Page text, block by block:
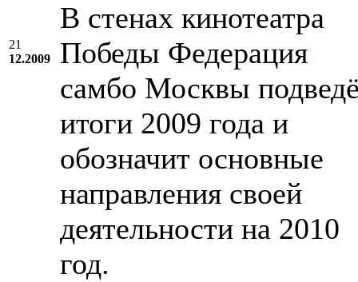
21
12.2009
В стенах кинотеатра
Победы Федерация
самбо Москвы
итоги 2009 года и
обозначит основные
направления своей
деятельности на 2010
год.